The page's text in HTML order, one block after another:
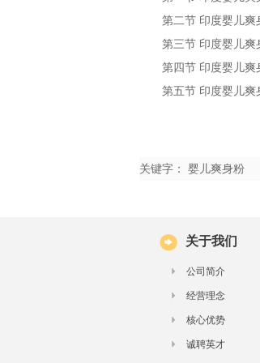
第二节 印度婴儿爽
第三节 印度婴儿爽
第四节 印度婴儿爽
第五节 印度婴儿爽
关键字： 婴儿爽身粉
关于我们
公司简介
经营理念
核心优势
诚聘英才